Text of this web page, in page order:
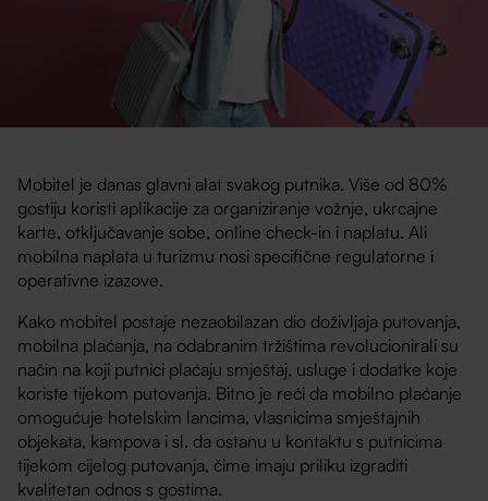
Mobitel je danas glavni alat svakog putnika. Više od 80%
gostiju koristi aplikacije za organiziranje vožnje, ukrcajne
karte, otključavanje sobe, online check-in i naplatu. Ali
mobilna naplata u turizmu nosi specifične regulatorne i
operativne izazove.
Kako mobitel postaje nezaobilazan dio doživljaja putovanja,
mobilna plaćanja, na odabranim tržištima revolucionirali su
način na koji putnici plaćaju smještaj, usluge i dodatke koje
koriste tijekom putovanja. Bitno je reći da mobilno plaćanje
omogućuje hotelskim lancima, vlasnicima smještajnih
objekata, kampova i sl. da ostanu u kontaktu s putnicima
tijekom cijelog putovanja, čime imaju priliku izgraditi
kvalitetan odnos s gostima.